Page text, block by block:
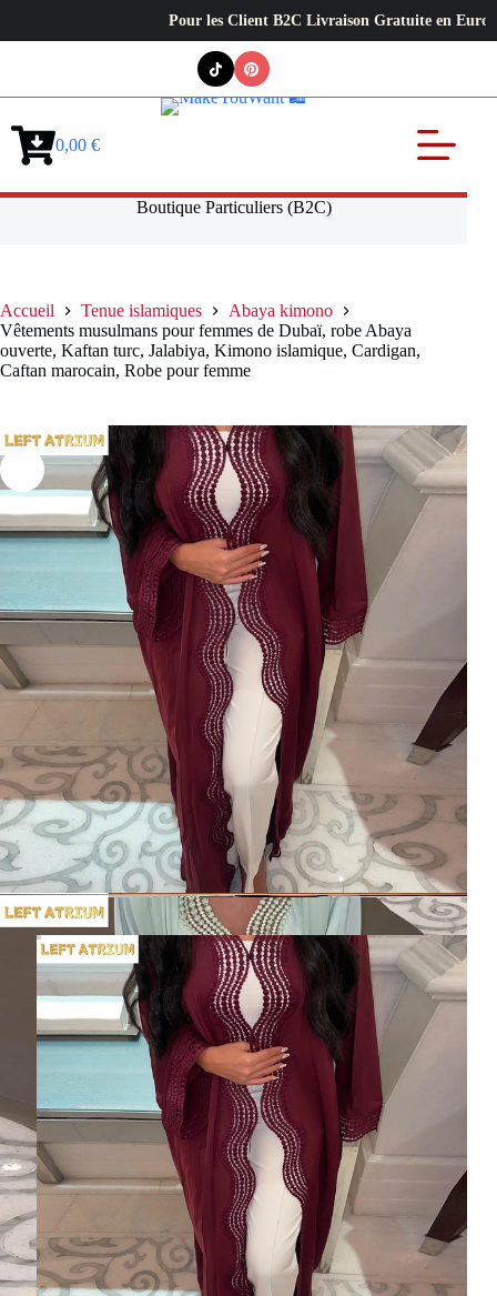
Pour les Client B2C Livraison Gratuite en Europe ✦
Panier0,00 €
Boutique Particuliers (B2C)
Accueil Tenue islamiques
Abaya kimono
Vêtements musulmans pour femmes de Dubaï, robe Abaya
ouverte, Kaftan turc, Jalabiya, Kimono islamique, Cardigan,
Caftan marocain, Robe pour femme